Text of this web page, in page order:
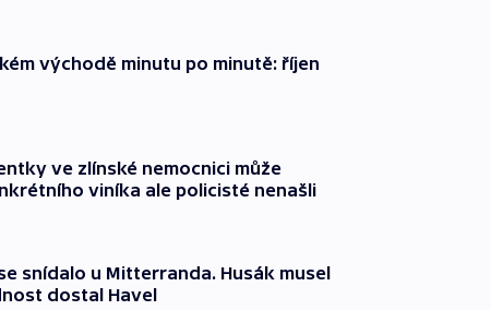
východě minutu po minutě: říjen
ve zlínské nemocnici může
viníka ale policisté nenašli
snídalo u Mitterranda. Husák musel
dostal Havel